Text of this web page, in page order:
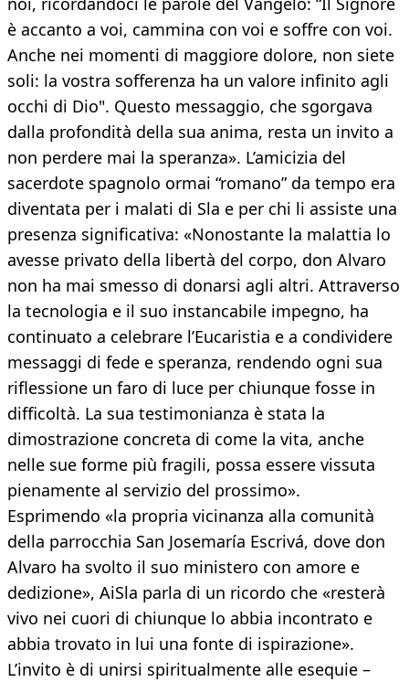
è accanto a voi, cammina con voi e soffre con voi.
Anche nei momenti di maggiore dolore, non siete
soli: la vostra sofferenza ha un valore infinito agli
occhi di Dio". Questo messaggio, che sgorgava
dalla profondità della sua anima, resta un invito a
non perdere mai la speranza». L’amicizia del
sacerdote spagnolo ormai “romano” da tempo era
diventata per i malati di Sla e per chi li assiste una
presenza significativa: «Nonostante la malattia lo
avesse privato della libertà del corpo, don Alvaro
non ha mai smesso di donarsi agli altri. Attraverso
la tecnologia e il suo instancabile impegno, ha
continuato a celebrare l’Eucaristia e a condividere
messaggi di fede e speranza, rendendo ogni sua
riflessione un faro di luce per chiunque fosse in
difficoltà. La sua testimonianza è stata la
dimostrazione concreta di come la vita, anche
nelle sue forme più fragili, possa essere vissuta
pienamente al servizio del prossimo».
Esprimendo «la propria vicinanza alla comunità
della parrocchia San Josemaría Escrivá, dove don
Alvaro ha svolto il suo ministero con amore e
dedizione», AiSla parla di un ricordo che «resterà
vivo nei cuori di chiunque lo abbia incontrato e
abbia trovato in lui una fonte di ispirazione».
L’invito è di unirsi spiritualmente alle esequie –